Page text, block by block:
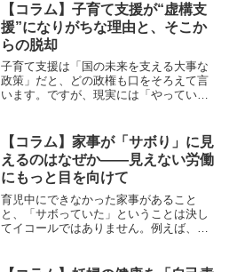
【コラム】子育て支援が“虚構支
援”になりがちな理由と、そこか
らの脱却
子育て支援は「国の未来を支える大事な
政策」だと、どの政権も口をそろえて言
います。ですが、現実には「やっている
れるのか、理由を整理してみました。1.
継続性への不信：...
【コラム】家事が「サボり」に見
えるのはなぜか――見えない労働
にもっと目を向けて
育児中にできなかった家事があること
と、「サボっていた」ということは決し
てイコールではありません。例えば、人